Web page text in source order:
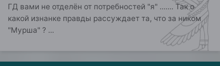
ГД вами не отделён от потребностей "я" ....... Так о
какой изнанке правды рассуждает та, что за ником
"Мурша" ? ...